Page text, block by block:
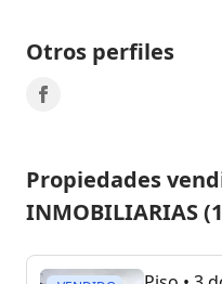
Otros perfiles
Propiedades
INMOBILIARIAS